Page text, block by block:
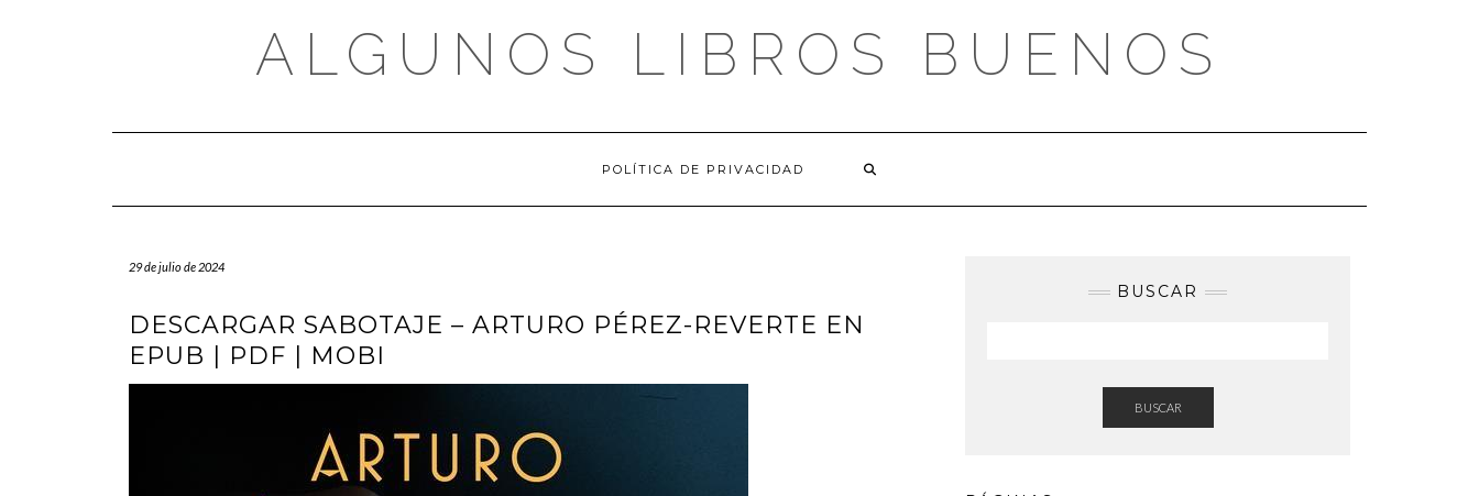
ALGUNOS LIBROS BUENOS
POLÍTICA DE PRIVACIDAD
29 de julio de 2024
DESCARGAR SABOTAJE – ARTURO PÉREZ-REVERTE EN
EPUB | PDF | MOBI
BUSCAR
BUSCAR